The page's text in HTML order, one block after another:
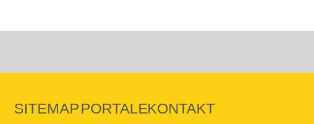
SITEMAPPORTALEKONTAKT